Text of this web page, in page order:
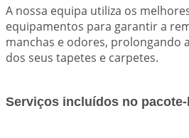
A nossa equipa utiliza os
equipamentos para garantir a
manchas e odores, prolongando
dos seus tapetes e carpetes.
Serviços incluídos no pacote-